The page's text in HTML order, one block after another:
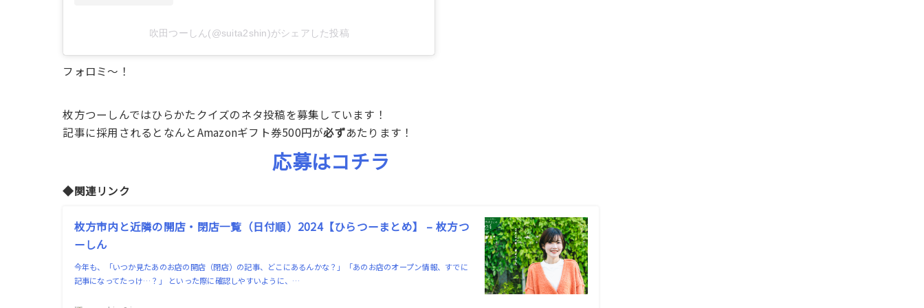
吹田つーしん(@suita2shin)がシェアした投稿
フォロミ〜！
枚方つーしんではひらかたクイズのネタ投稿を募集しています！
記事に採用されるとなんとAmazonギフト券500円が必ずあたります！
応募はコチラ
◆関連リンク
枚方市内と近隣の開店・閉店一覧（日付順）2024【ひらつーまとめ】 – 枚方つ
ーしん
今年も、「いつか見たあのお店の開店（閉店）の記事、どこにあるんかな？」「あのお店のオープン情報、すでに
記事になってたっけ…？」 といった際に確認しやすいように、…